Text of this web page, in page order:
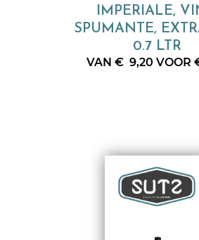
IMPERIALE,
SPUMANTE,
0.7 LTR
VAN € 9,20 VOOR